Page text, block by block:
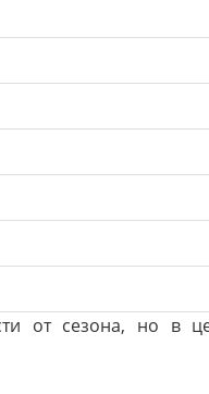
от сезона, но в